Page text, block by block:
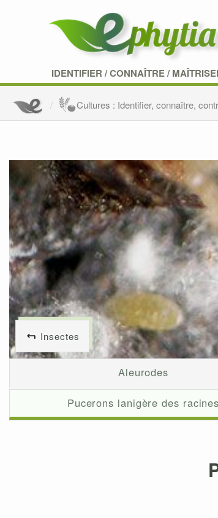
IDENTIFIER /CONNAÎTRE/
Cultures : Identifier, connaître,
Insectes
Aleurodes
Pucerons lanigère des racines